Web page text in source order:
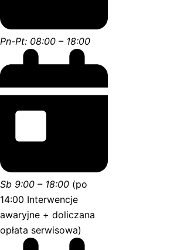
Pn-Pt: 08:00 – 18:00
Sb 9:00 – 18:00 (po
14:00 Interwencje
awaryjne + doliczana
opłata serwisowa)